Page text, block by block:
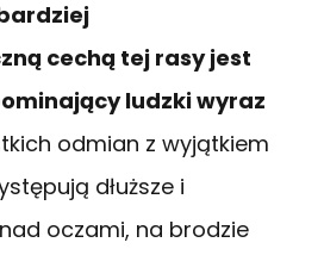
cechą tej rasy jest
ludzki wyraz
odmian z wyjątkiem
dłuższe i
oczami, na brodzie